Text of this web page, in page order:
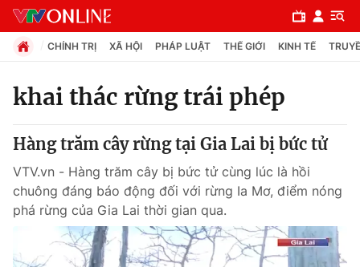
Chuyên mục
Xã hội
Pháp luật
CHÍNH TRỊ XÃ HỘI PHÁP LUẬT THẾ GIỚI KINH TẾ
khai thác rừng trái phép
Hàng trăm cây rừng tại Gia Lai bị bức tử
VTV.vn - Hàng trăm cây bị bức tử cùng lúc là hồi
chuông đáng báo động đối với rừng Ia Mơ, điểm nóng
phá rừng của Gia Lai thời gian qua.